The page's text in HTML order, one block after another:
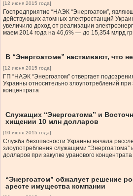
[12 июня 2015 года]
Госпредприятие “НАЭК “Энергоатом”,
действующих атомных электростанций
увеличило доход от реализации
маем 2014 года на 46,6% — до 15,354 млрд
В “Энергоатоме” настаивают, что
[12 июня 2015 года]
ГП “НАЭК “Энергоатом” отвергает
Украины относительно злоупотреблений при
концентрата
Служащих “Энергоатома” и
хищении 10 млн долларов
[10 июня 2015 года]
Служба безопасности Украины начала
злоупотребления служащими “Энергоатома”
долларов при закупке уранового концентрата
“Энергоатом” обжалует решение
аресте имущества компании